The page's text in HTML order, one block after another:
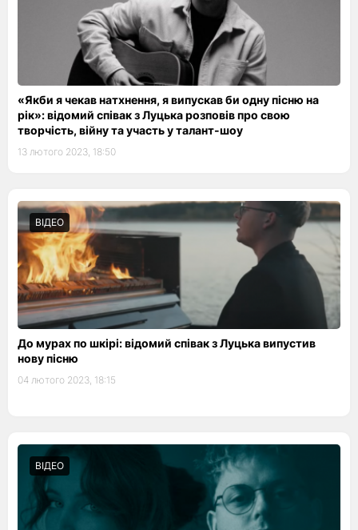
«Якби я чекав натхнення, я випускав би одну пісню на
рік»: відомий співак з Луцька розповів про свою
творчість, війну та участь у талант-шоу
13 лютого 2023, 18:50
ВІДЕО
До мурах по шкірі: відомий співак з Луцька випустив
нову пісню
04 лютого 2023, 18:15
ВІДЕО